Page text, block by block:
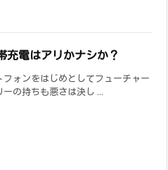
充電はアリかナシか？
ォンをはじめとしてフューチャー
の持ちも悪さは決し ...